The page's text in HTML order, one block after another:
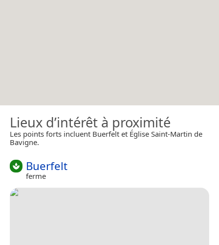
Lieux d’intérêt à proximité
Les points forts incluent Buerfelt et Église Saint-Martin de
Bavigne.
Buerfelt
ferme